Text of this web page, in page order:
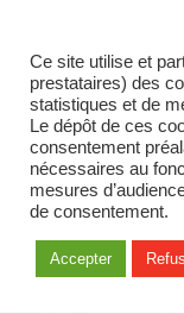
Ce site utilise et
prestataires) des
statistiques et de
Le dépôt de ces
consentement
nécessaires au
mesures
de consentement.
Accepter